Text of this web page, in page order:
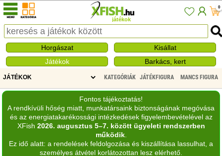
játékok
0
Horgászat
Kisállat
Játékok
Barkács, kert
KATEGÓRIÁK JÁTÉKFIGURA MANCS FIGURA
Fontos tájékoztatás!
A rendkívüli hőség miatt, munkatársaink biztonságának megóvása
és az energiatakarékossági intézkedések figyelembevételével az
XFish 2026. augusztus 5–7. között ügyeleti rendszerben
működik.
Ez idő alatt: a rendelések feldolgozása és kiszállítása lassulhat, a
személyes átvétel korlátozottan lesz elérhető.